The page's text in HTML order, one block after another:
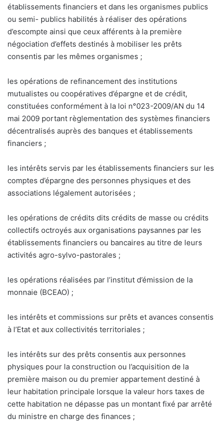
établissements financiers et dans les organismes publics
ou semi- publics habilités à réaliser des opérations
d’escompte ainsi que ceux afférents à la première
négociation d’effets destinés à mobiliser les prêts
consentis par les mêmes organismes ;
les opérations de refinancement des institutions
mutualistes ou coopératives d’épargne et de crédit,
constituées conformément à la loi n°023-2009/AN du 14
mai 2009 portant règlementation des systèmes financiers
décentralisés auprès des banques et établissements
financiers ;
les intérêts servis par les établissements financiers sur les
comptes d’épargne des personnes physiques et des
associations légalement autorisées ;
les opérations de crédits dits crédits de masse ou crédits
collectifs octroyés aux organisations paysannes par les
établissements financiers ou bancaires au titre de leurs
activités agro-sylvo-pastorales ;
les opérations réalisées par l’institut d’émission de la
monnaie (BCEAO) ;
les intérêts et commissions sur prêts et avances consentis
à l’Etat et aux collectivités territoriales ;
les intérêts sur des prêts consentis aux personnes
physiques pour la construction ou l’acquisition de la
première maison ou du premier appartement destiné à
leur habitation principale lorsque la valeur hors taxes de
cette habitation ne dépasse pas un montant fixé par arrêté
du ministre en charge des finances ;